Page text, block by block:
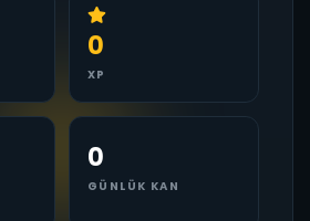
0
XP
0
GÜNLÜK KAN